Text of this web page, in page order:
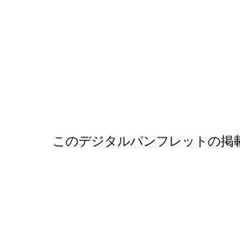
このデジタルパンフレットの掲